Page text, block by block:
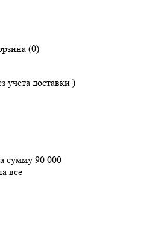
(0)
учета доставки )
сумму 90 000
все